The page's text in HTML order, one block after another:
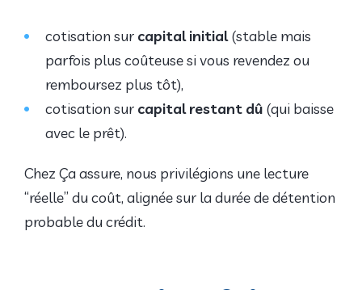
cotisation sur capital initial(stable mais
parfois plus coûteuse si vous revendez ou
remboursez plus tôt),
cotisation sur capital restant dû (qui baisse
avec le prêt).
Chez Ça assure, nous privilégions une lecture
“réelle” du coût, alignée sur la durée de détention
probable du crédit.